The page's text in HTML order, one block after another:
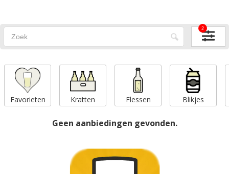
2
Favorieten Kratten Flessen Blikjes
Geen aanbiedingen gevonden.